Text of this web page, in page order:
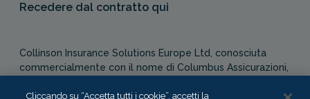
Recedere dal contratto qui
Collinson Insurance Solutions Europe Ltd, conosciuta
commercialmente con il nome di Columbus Assicurazioni,
Authority in qualità di agente assicurativo (Distribution Act
Cliccando su “Accetta tutti i cookie”, accetti la